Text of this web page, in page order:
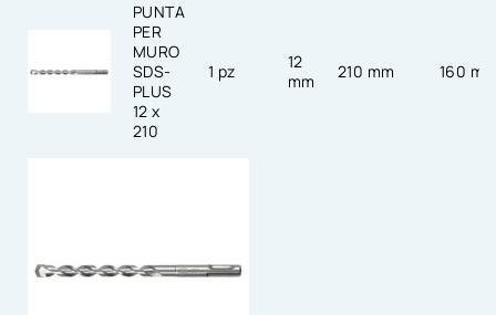
PUNTA
PER
MURO
SDS-
PLUS
12 x
210
1 pz
12
mm
210 mm 160